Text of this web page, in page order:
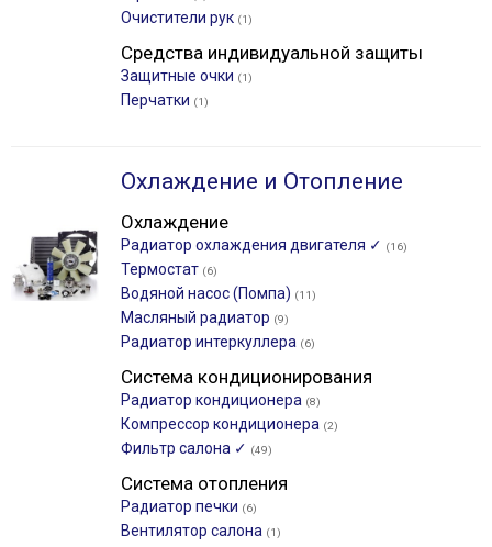
Очистители рук (1)
Средства индивидуальной защиты
Защитные очки (1)
Перчатки (1)
Охлаждение и Отопление
Охлаждение
Радиатор охлаждения двигателя ✓ (16)
Термостат (6)
Водяной насос (Помпа) (11)
Масляный радиатор (9)
Радиатор интеркуллера (6)
Система кондиционирования
Радиатор кондиционера (8)
Компрессор кондиционера (2)
Фильтр салона ✓ (49)
Система отопления
Радиатор печки (6)
Вентилятор салона (1)